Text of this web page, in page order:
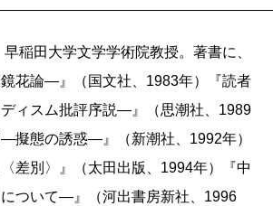
稲田大学文学学術院教授。著書に、
花論―』（国文社、1983年）『読者
ィスム批評序説―』（思潮社、1989
擬態の誘惑―』（新潮社、1992年）
〈差別〉』（太田出版、1994年）『中
ついて―』（河出書房新社、1996